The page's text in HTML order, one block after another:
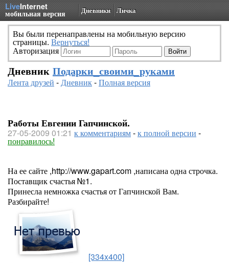
LiveInternet
мобильная версия Дневники Личка
Вы были перенаправлены на мобильную версию
страницы. Вернуться!
Авторизация
Дневник Подарки_своими_руками
Лента друзей -Дневник-Полная версия
Работы Евгении Гапчинской.
27-05-2009 01:21 к комментариям-к полной версии -
понравилось!
На ее сайте ,http://www.gapart.com ,написана одна строчка.
Поставщик счастья №1.
Принесла немножка счастья от Гапчинской Вам.
Разбирайте!
[334x400]